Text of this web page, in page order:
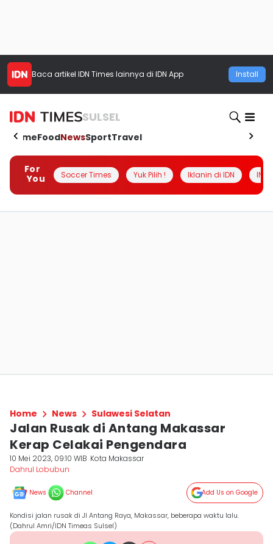
Baca artikel IDN Times lainnya di IDN App Install
SULSEL
HomeFoodNewsSportTravel
For
You
Soccer Times Yuk Pilih ! Iklanin di IDN
Home News Sulawesi Selatan
Jalan Rusak di Antang Makassar
Kerap Celakai Pengendara
10 Mei 2023, 09:10 WIB Kota Makassar
Dahrul Lobubun
News Channel Add Us on Google
Kondisi jalan rusak di Jl Antang Raya, Makassar, beberapa waktu lalu.
(Dahrul Amri/IDN Timeas Sulsel)